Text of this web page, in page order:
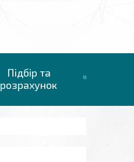
Підбір та
розрахунок